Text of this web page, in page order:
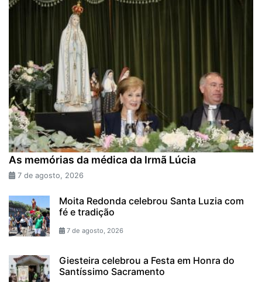
As memórias da médica da Irmã Lúcia
7 de agosto, 2026
Moita Redonda celebrou Santa Luzia com
fé e tradição
7 de agosto, 2026
Giesteira celebrou a Festa em Honra do
Santíssimo Sacramento